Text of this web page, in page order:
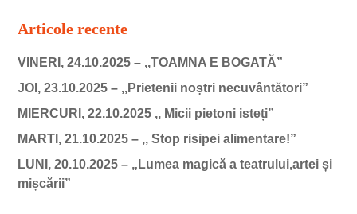
Articole recente
VINERI, 24.10.2025 – ,,TOAMNA E BOGATĂ”
JOI, 23.10.2025 – ,,Prietenii noștri necuvântători”
MIERCURI, 22.10.2025 ,, Micii pietoni isteți”
MARTI, 21.10.2025 – ,, Stop risipei alimentare!”
LUNI, 20.10.2025 – „Lumea magică a teatrului,artei și
mișcării”